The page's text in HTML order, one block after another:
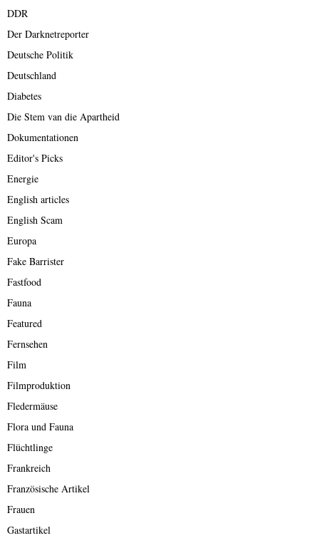
DDR
Der Darknetreporter
Deutsche Politik
Deutschland
Diabetes
Die Stem van die Apartheid
Dokumentationen
Editor's Picks
Energie
English articles
English Scam
Europa
Fake Barrister
Fastfood
Fauna
Featured
Fernsehen
Film
Filmproduktion
Fledermäuse
Flora und Fauna
Flüchtlinge
Frankreich
Französische Artikel
Frauen
Gastartikel